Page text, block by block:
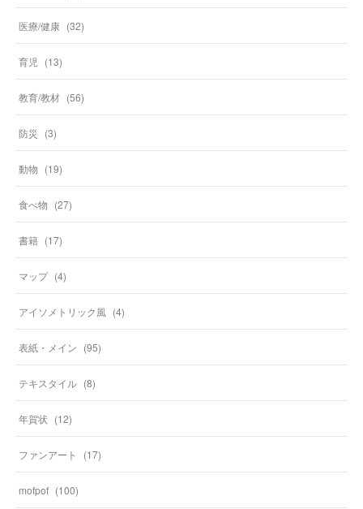
医療/健康 (32)
育児 (13)
教育/教材 (56)
防災 (3)
動物 (19)
食べ物 (27)
書籍 (17)
マップ (4)
アイソメトリック風 (4)
表紙・メイン (95)
テキスタイル (8)
年賀状 (12)
ファンアート (17)
mofpof (100)